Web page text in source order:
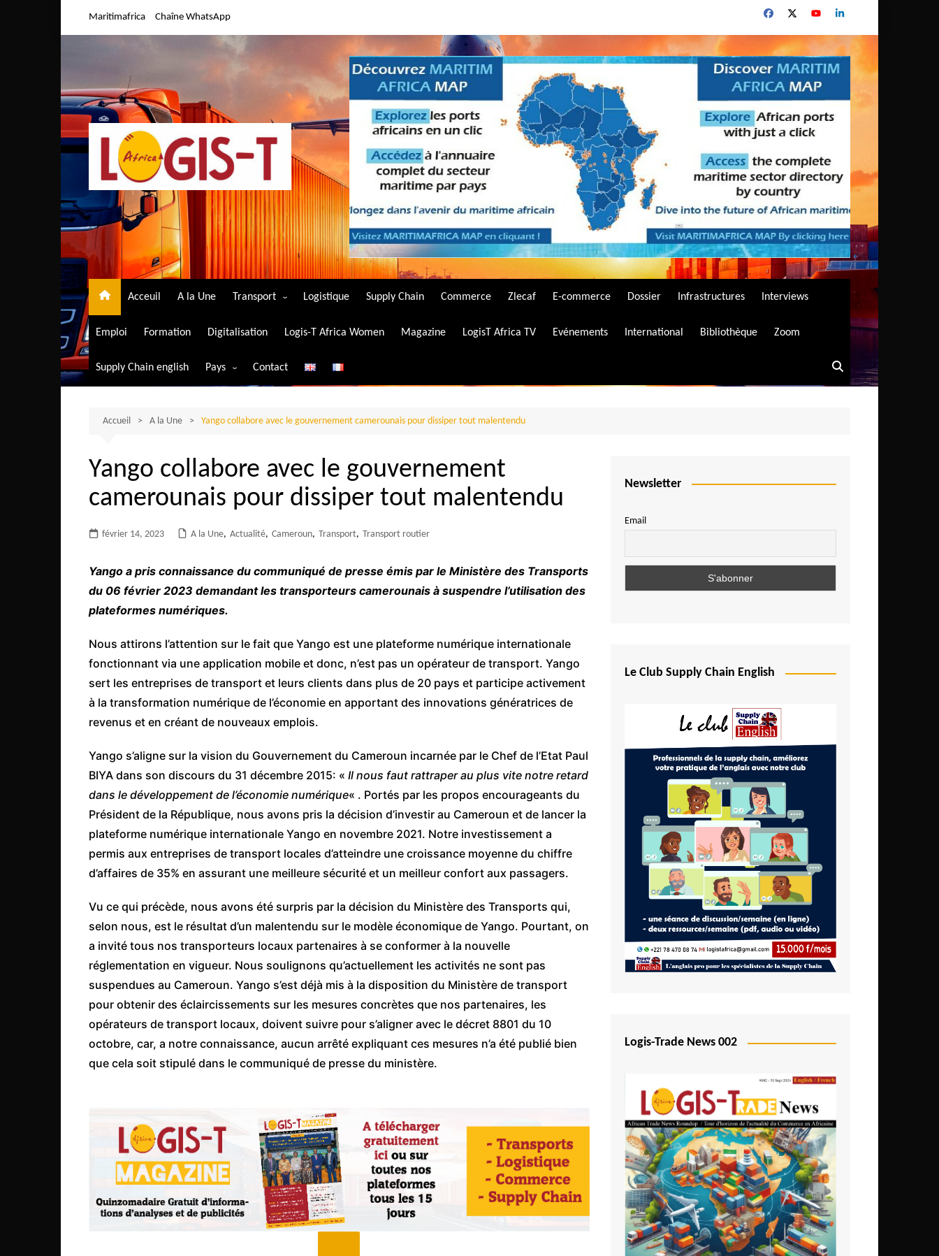
Maritimafrica Chaîne WhatsApp
Acceuil A la Une Transport
Transport aérien
Transport ferroviaire
Transport routier
Logistique Supply Chain Commerce Zlecaf E-commerce Dossier Infrastructures Interviews
Emploi Formation Digitalisation Logis-T Africa Women Magazine LogisT Africa TV Evénements International Bibliothèque Zoom
Supply Chain english Pays
Algérie
Bénin
Burkina-Faso
Bostwana
Centrafrique
Comores
Djibouti
Egypte
Ethiopie
Gabon
Gambie
Ghana
Guinée
Guinée Bissau
Ile Maurice
Kenya
Mali
Malawi Fr
Maroc
Mozambique
Namibie
Ouganda
Rwanda
Tchad
Togo
Contact
Accueil A la Une Yango collabore avec le gouvernement camerounais pour dissiper tout malentendu
Yango collabore avec le gouvernement
camerounais pour dissiper tout malentendu
février 14, 2023 A la Une, Actualité, Cameroun, Transport, Transport routier
Yango a pris connaissance du communiqué de presse émis par le Ministère des Transports
du 06 février 2023 demandant les transporteurs camerounais à suspendre l’utilisation des
plateformes numériques.
Nous attirons l’attention sur le fait que Yango est une plateforme numérique internationale
fonctionnant via une application mobile et donc, n’est pas un opérateur de transport. Yango
sert les entreprises de transport et leurs clients dans plus de 20 pays et participe activement
à la transformation numérique de l’économie en apportant des innovations génératrices de
revenus et en créant de nouveaux emplois.
Yango s’aligne sur la vision du Gouvernement du Cameroun incarnée par le Chef de l’Etat Paul
BIYA dans son discours du 31 décembre 2015: « Il nous faut rattraper au plus vite notre retard
dans le développement de l’économie numérique« . Portés par les propos encourageants du
Président de la République, nous avons pris la décision d’investir au Cameroun et de lancer la
plateforme numérique internationale Yango en novembre 2021. Notre investissement a
permis aux entreprises de transport locales d’atteindre une croissance moyenne du chiffre
d’affaires de 35% en assurant une meilleure sécurité et un meilleur confort aux passagers.
Vu ce qui précède, nous avons été surpris par la décision du Ministère des Transports qui,
selon nous, est le résultat d’un malentendu sur le modèle économique de Yango. Pourtant, on
a invité tous nos transporteurs locaux partenaires à se conformer à la nouvelle
réglementation en vigueur. Nous soulignons qu’actuellement les activités ne sont pas
suspendues au Cameroun. Yango s’est déjà mis à la disposition du Ministère de transport
pour obtenir des éclaircissements sur les mesures concrètes que nos partenaires, les
opérateurs de transport locaux, doivent suivre pour s’aligner avec le décret 8801 du 10
octobre, car, a notre connaissance, aucun arrêté expliquant ces mesures n’a été publié bien
que cela soit stipulé dans le communiqué de presse du ministère.
Newsletter
Email
Le Club Supply Chain English
Logis-Trade News 002